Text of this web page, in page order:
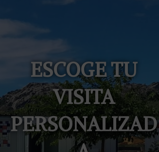
ESCOGE TU
VISITA
PERSONALIZAD